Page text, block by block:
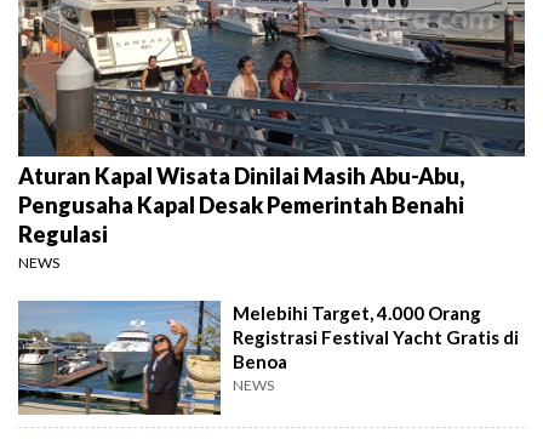
Aturan Kapal Wisata Dinilai Masih Abu-Abu,
Pengusaha Kapal Desak Pemerintah Benahi
Regulasi
NEWS
Melebihi Target, 4.000 Orang
Registrasi Festival Yacht Gratis di
Benoa
NEWS